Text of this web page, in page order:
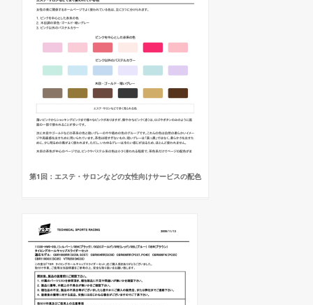
第1回：エステ・サロンなどの女性向けサービスの配色